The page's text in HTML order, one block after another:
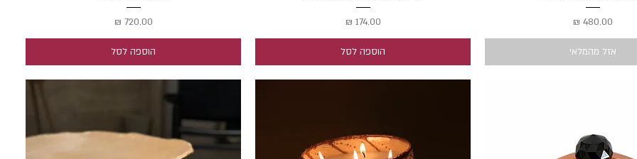
מחיר
אזל מהמלאי
מחיר
הוספה לסל
מחיר
הוספה לסל